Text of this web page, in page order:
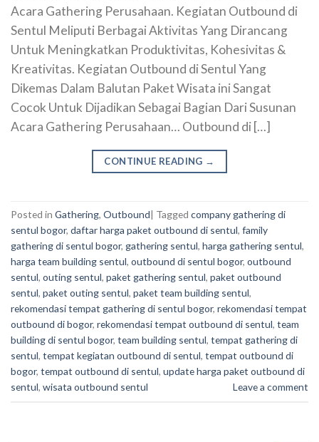
Acara Gathering Perusahaan. Kegiatan Outbound di
Sentul Meliputi Berbagai Aktivitas Yang Dirancang
Untuk Meningkatkan Produktivitas, Kohesivitas &
Kreativitas. Kegiatan Outbound di Sentul Yang
Dikemas Dalam Balutan Paket Wisata ini Sangat
Cocok Untuk Dijadikan Sebagai Bagian Dari Susunan
Acara Gathering Perusahaan… Outbound di […]
CONTINUE READING →
Posted in Gathering, Outbound| Tagged company gathering di
sentul bogor, daftar harga paket outbound di sentul, family
gathering di sentul bogor, gathering sentul, harga gathering sentul,
harga team building sentul, outbound di sentul bogor, outbound
sentul, outing sentul, paket gathering sentul, paket outbound
sentul, paket outing sentul, paket team building sentul,
rekomendasi tempat gathering di sentul bogor, rekomendasi tempat
outbound di bogor, rekomendasi tempat outbound di sentul, team
building di sentul bogor, team building sentul, tempat gathering di
sentul, tempat kegiatan outbound di sentul, tempat outbound di
bogor, tempat outbound di sentul, update harga paket outbound di
sentul, wisata outbound sentul Leave a comment